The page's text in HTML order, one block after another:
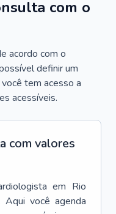
com o
acordo com o
definir um
tem acesso a
acessíveis.
com valores
em Rio
você agenda